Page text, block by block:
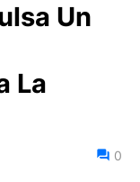
Un
La
0